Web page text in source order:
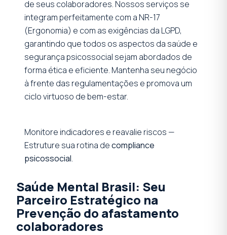
de seus colaboradores. Nossos serviços se
integram perfeitamente com a NR-17
(Ergonomia) e com as exigências da LGPD,
garantindo que todos os aspectos da saúde e
segurança psicossocial sejam abordados de
forma ética e eficiente. Mantenha seu negócio
à frente das regulamentações e promova um
ciclo virtuoso de bem-estar.
Monitore indicadores e reavalie riscos —
Estruture sua rotina decompliance
psicossocial.
Saúde Mental Brasil: Seu
Parceiro Estratégico na
Prevenção do afastamento
colaboradores